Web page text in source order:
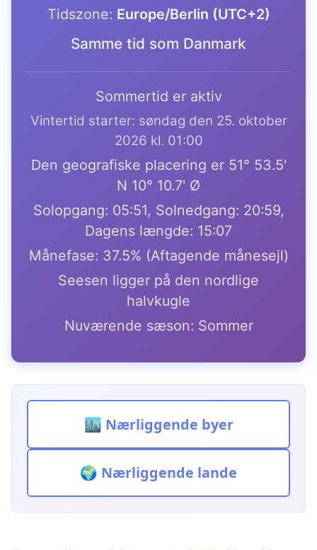
Tidszone: Europe/Berlin (UTC+2)
Samme tid som Danmark
Sommertid er aktiv
Vintertid starter: søndag den 25. oktober
2026 kl. 01:00
Den geografiske placering er 51° 53.5'
N 10° 10.7' Ø
Solopgang: 05:51, Solnedgang: 20:59,
Dagens længde: 15:07
Månefase: 37.5% (Aftagende månesejl)
Seesen ligger på den nordlige
halvkugle
Nuværende sæson: Sommer
🏙️ Nærliggende byer
🌍 Nærliggende lande